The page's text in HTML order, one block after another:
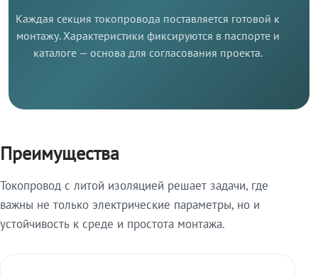
Каждая секция токопровода поставляется готовой к
монтажу. Характеристики фиксируются в паспорте и
каталоге — основа для согласования проекта.
Преимущества
Токопровод с литой изоляцией решает задачи, где
важны не только электрические параметры, но и
устойчивость к среде и простота монтажа.